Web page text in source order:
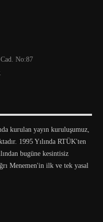
No:87
kurulan yayın kuruluşumuz,
1995 Yılında RTÜK'ten
bugüne kesintisiz
Menemen'in ilk ve tek yasal